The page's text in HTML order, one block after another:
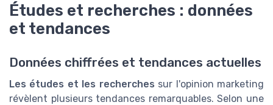
Études et recherches : données
et tendances
Données chiffrées et tendances actuelles
Les études et les recherches sur l'opinion marketing
révèlent plusieurs tendances remarquables. Selon une